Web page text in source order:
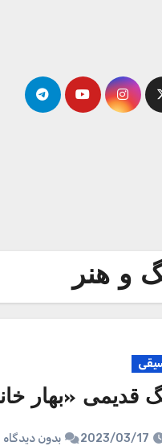
و هنر
قدیمی «بهار
2023/03/17 بدون دیدگاه